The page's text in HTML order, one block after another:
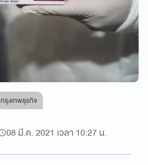
กรุงเทพธุรกิจ
08 มี.ค. 2021 เวลา 10:27 น.